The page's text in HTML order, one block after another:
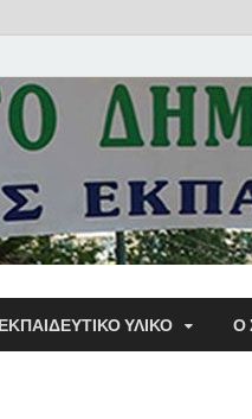
Α΄
ΕΚΠΑΙΔΕΥΤΙΚΌ ΥΛΙΚΌ Ο